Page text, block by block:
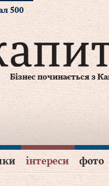
500
Бізнес починається з
інтереси фото